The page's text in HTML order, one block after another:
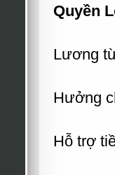
Quyền
Lương
Hưởng
Hỗ trợ